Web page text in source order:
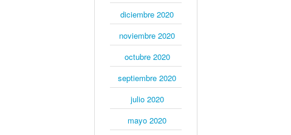
diciembre 2020
noviembre 2020
octubre 2020
septiembre 2020
julio 2020
mayo 2020